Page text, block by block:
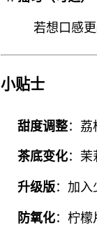
若想口感
小贴士
甜度调整：荔
茶底变化：茉
升级版：加入
防氧化：柠檬